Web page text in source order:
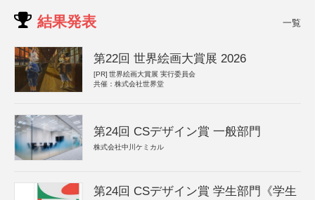
結果発表 一覧
第22回 世界絵画大賞展 2026
[PR] 世界絵画大賞展 実行委員会
共催：株式会社世界堂
第24回 CSデザイン賞 一般部門
株式会社中川ケミカル
第24回 CSデザイン賞 学生部門《学生